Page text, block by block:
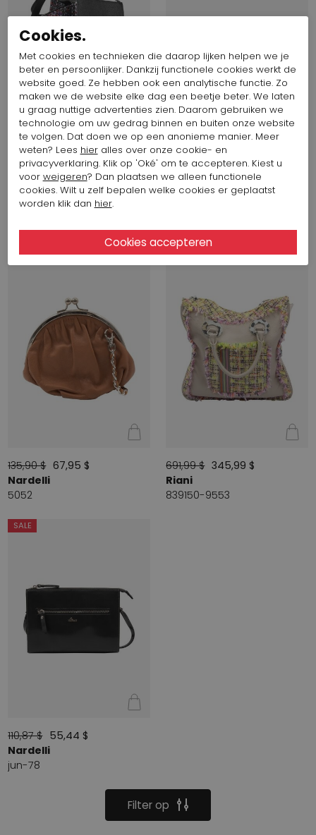
691,99 $ 345,99 $
Fabi
CDF0702
395,22 $ 197,61 $
Voltan
SALE
135,90 $ 67,95 $
Nardelli
5052
SALE
691,99 $ 345,99 $
Riani
839150-9553
SALE
110,87 $ 55,44 $
Nardelli
jun-78
Filter op
Cookies.
Met cookies en technieken die daarop lijken helpen we je
beter en persoonlijker. Dankzij functionele cookies werkt de
website goed. Ze hebben ook een analytische functie. Zo
maken we de website elke dag een beetje beter. We laten
u graag nuttige advertenties zien. Daarom gebruiken we
technologie om uw gedrag binnen en buiten onze website
te volgen. Dat doen we op een anonieme manier. Meer
weten? Lees hieralles over onze cookie- en
privacyverklaring. Klik op 'Oké' om te accepteren. Kiest u
voor weigeren? Dan plaatsen we alleen functionele
cookies. Wilt u zelf bepalen welke cookies er geplaatst
worden klik dan hier.